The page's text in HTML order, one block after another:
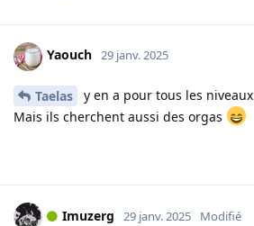
Yaouch 29 janv. 2025
Taelas
y en a pour tous les niveaux
Mais ils cherchent aussi des orgas
Imuzerg 29 janv. 2025 Modifié